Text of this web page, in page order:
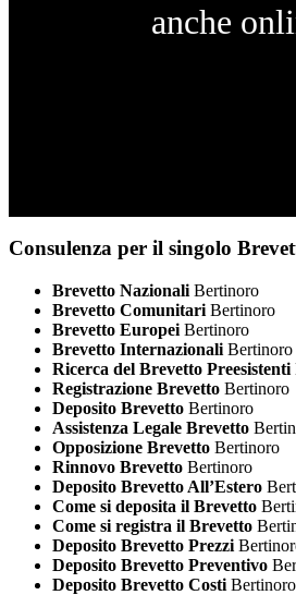
anche
Consulenza per il singolo
Brevetto Nazionali Bertinoro
Brevetto Comunitari Bertinoro
Brevetto Europei Bertinoro
Brevetto Internazionali Bertinoro
Ricerca del Brevetto Preesistenti
Registrazione Brevetto Bertinoro
Deposito Brevetto Bertinoro
Assistenza Legale Brevetto
Opposizione Brevetto Bertinoro
Rinnovo Brevetto Bertinoro
Deposito Brevetto All’Estero
Come si deposita il Brevetto
Come si registra il Brevetto
Deposito Brevetto Prezzi
Deposito Brevetto Preventivo
Deposito Brevetto Costi Bertinoro